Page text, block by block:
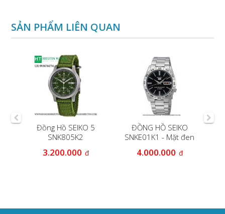
SẢN PHẨM LIÊN QUAN
Đồng Hồ SEIKO 5
SNK805K2
3.200.000 đ
ĐỒNG HỒ SEIKO
SNKE01K1 - Mặt đen
4.000.000 đ